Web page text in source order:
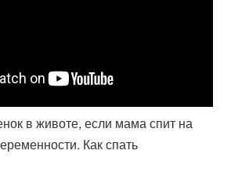
в животе, если мама спит на
Как спать